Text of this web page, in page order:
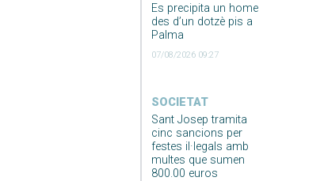
Es precipita un home
des d’un dotzè pis a
Palma
07/08/2026 09:27
SOCIETAT
Sant Josep tramita
cinc sancions per
festes il·legals amb
multes que sumen
800.00 euros